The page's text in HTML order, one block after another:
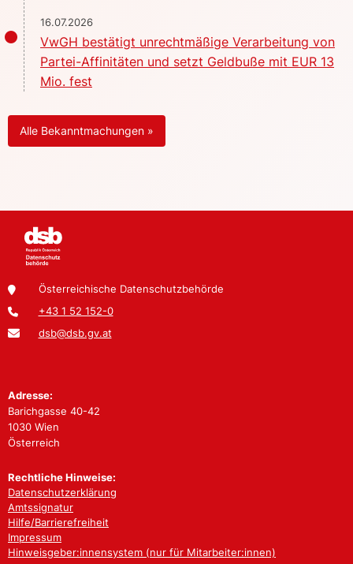
16.07.2026
VwGH bestätigt unrechtmäßige Verarbeitung von
Partei-Affinitäten und setzt Geldbuße mit EUR 13
Mio. fest
Alle Bekanntmachungen »
Österreichische Datenschutzbehörde
+43 1 52 152-0
dsb@dsb.gv.at
Adresse:
Barichgasse 40-42
1030 Wien
Österreich
Rechtliche Hinweise:
Datenschutzerklärung
Amtssignatur
Hilfe/Barrierefreiheit
Impressum
Hinweisgeber:innensystem (nur für Mitarbeiter:innen)